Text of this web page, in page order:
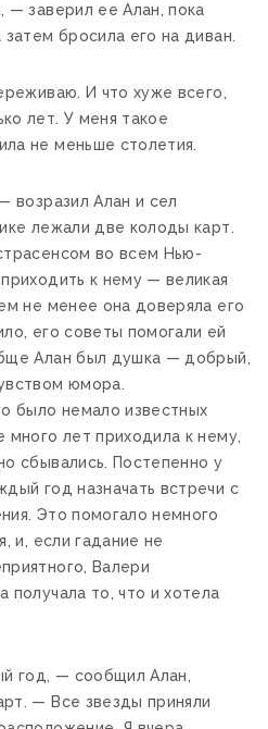
— заверил ее Алан, пока
бросила его на диван.
И что хуже всего,
лет. У меня такое
не меньше столетия.
возразил Алан и сел
лежали две колоды карт.
во всем Нью-
к нему — великая
не менее она доверяла его
его советы помогали ей
Алан был душка — добрый,
юмора.
было немало известных
много лет приходила к нему,
сбывались. Постепенно у
год назначать встречи с
Это помогало немного
и, если гадание не
Валери
получала то, что и хотела
год, — сообщил Алан,
— Все звезды приняли